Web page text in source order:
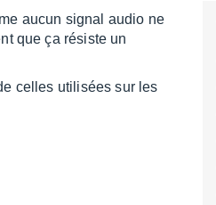
aucun signal audio ne
que ça résiste un
celles utilisées sur les